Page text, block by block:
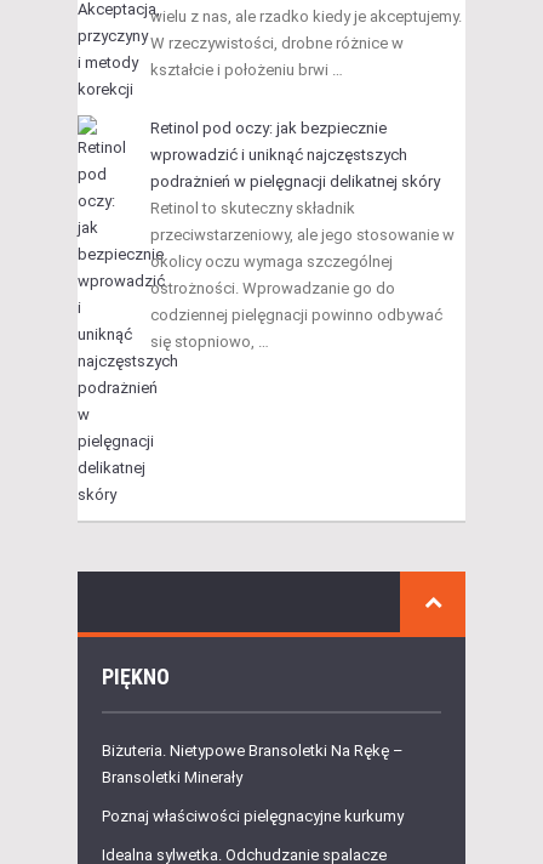
wielu z nas, ale rzadko kiedy je akceptujemy.
W rzeczywistości, drobne różnice w
kształcie i położeniu brwi …
Retinol pod oczy: jak bezpiecznie
wprowadzić i uniknąć najczęstszych
podrażnień w pielęgnacji delikatnej skóry
Retinol to skuteczny składnik
przeciwstarzeniowy, ale jego stosowanie w
okolicy oczu wymaga szczególnej
ostrożności. Wprowadzanie go do
codziennej pielęgnacji powinno odbywać
się stopniowo, …
PIĘKNO
Biżuteria. Nietypowe Bransoletki Na Rękę –
Bransoletki Minerały
Poznaj właściwości pielęgnacyjne kurkumy
Idealna sylwetka. Odchudzanie spalacze